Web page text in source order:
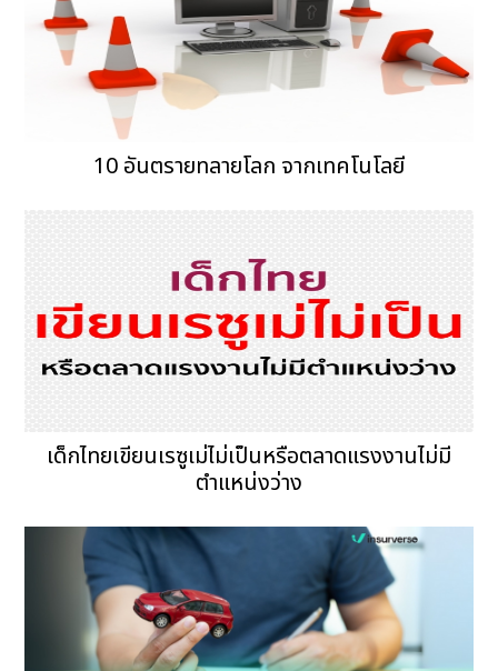
10 อันตรายทลายโลก จากเทคโนโลยี
เด็กไทยเขียนเรซูเม่ไม่เป็นหรือตลาดแรงงานไม่มี
ตำแหน่งว่าง